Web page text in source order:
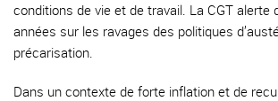
conditions de vie et de travail. La CGT alerte
années sur les ravages des politiques
précarisation.
Dans un contexte de forte inflation et de